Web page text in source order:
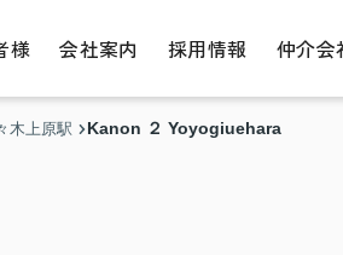
様 会社案内 採用情報 仲介会
木上原駅 Kanon ２ Yoyogiuehara